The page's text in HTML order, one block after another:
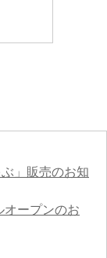
」販売のお知
オープンのお